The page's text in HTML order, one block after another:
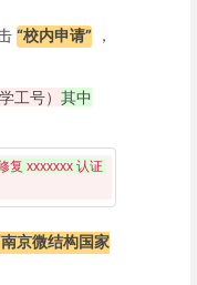
“校内申请” ，
工号）其中
复 xxxxxxx 认证
南京微结构国家